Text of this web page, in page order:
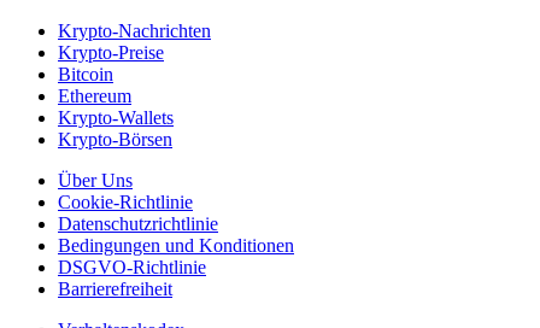
Krypto-Nachrichten
Krypto-Preise
Bitcoin
Ethereum
Krypto-Wallets
Krypto-Börsen
Über Uns
Cookie-Richtlinie
Datenschutzrichtlinie
Bedingungen und Konditionen
DSGVO-Richtlinie
Barrierefreiheit